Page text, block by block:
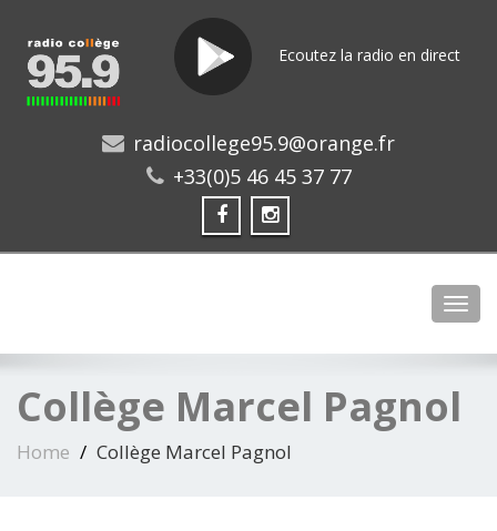
Ecoutez la radio en direct
radiocollege95.9@orange.fr
+33(0)5 46 45 37 77
Collège Marcel Pagnol
Home Collège Marcel Pagnol